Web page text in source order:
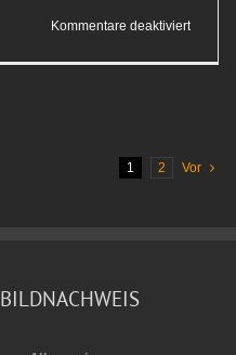
Kommentare deaktiviertfür
1 2 Vor
BILDNACHWEIS